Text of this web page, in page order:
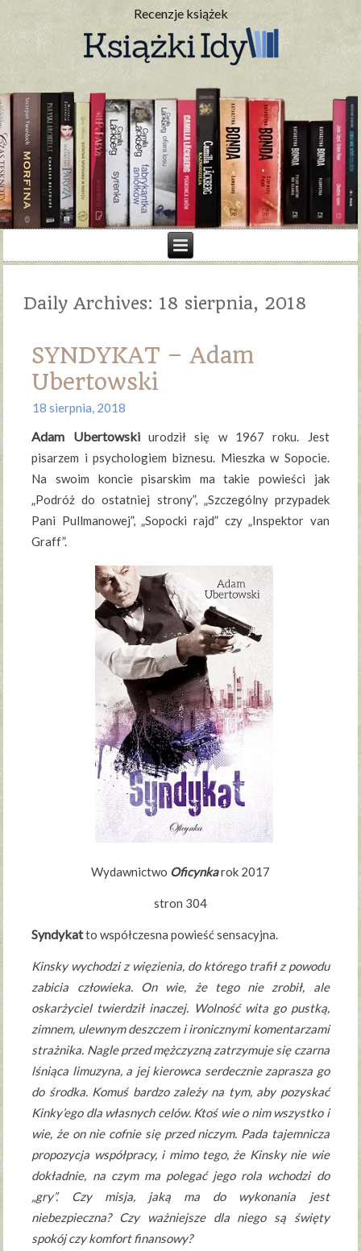
Recenzje książek
Daily Archives: 18 sierpnia, 2018
SYNDYKAT – Adam
Ubertowski
18 sierpnia, 2018
Adam Ubertowskiurodził się w 1967 roku. Jest
pisarzem i psychologiem biznesu. Mieszka w Sopocie.
Na swoim koncie pisarskim ma takie powieści jak
„Podróż do ostatniej strony”, „Szczególny przypadek
Pani Pullmanowej”, „Sopocki rajd” czy „Inspektor van
Graff”.
Wydawnictwo Oficynkarok 2017
stron 304
Syndykatto współczesna powieść sensacyjna.
Kinsky wychodzi z więzienia, do którego trafił z powodu
zabicia człowieka. On wie, że tego nie zrobił, ale
oskarżyciel twierdził inaczej. Wolność wita go pustką,
zimnem, ulewnym deszczem i ironicznymi komentarzami
strażnika. Nagle przed mężczyzną zatrzymuje się czarna
lśniąca limuzyna, a jej kierowca serdecznie zaprasza go
do środka. Komuś bardzo zależy na tym, aby pozyskać
Kinky’ego dla własnych celów. Ktoś wie o nim wszystko i
wie, że on nie cofnie się przed niczym. Pada tajemnicza
propozycja współpracy, i mimo tego, że Kinsky nie wie
dokładnie, na czym ma polegać jego rola wchodzi do
„gry”. Czy misja, jaką ma do wykonania jest
niebezpieczna? Czy ważniejsze dla niego są święty
spokój czy komfort finansowy?